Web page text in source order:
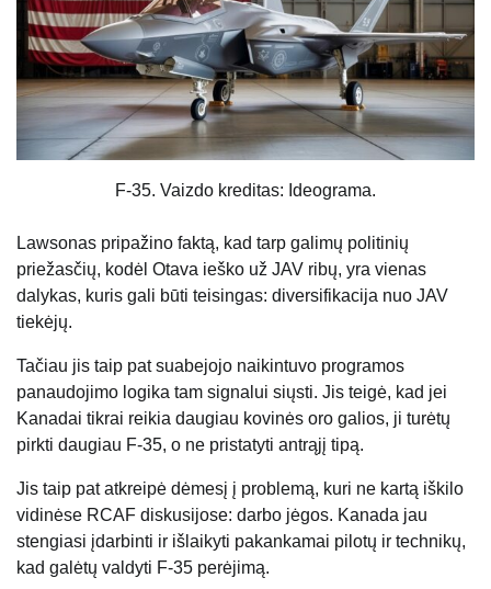
F-35. Vaizdo kreditas: Ideograma.
Lawsonas pripažino faktą, kad tarp galimų politinių
priežasčių, kodėl Otava ieško už JAV ribų, yra vienas
dalykas, kuris gali būti teisingas: diversifikacija nuo JAV
tiekėjų.
Tačiau jis taip pat suabejojo ​​naikintuvo programos
panaudojimo logika tam signalui siųsti. Jis teigė, kad jei
Kanadai tikrai reikia daugiau kovinės oro galios, ji turėtų
pirkti daugiau F-35, o ne pristatyti antrąjį tipą.
Jis taip pat atkreipė dėmesį į problemą, kuri ne kartą iškilo
vidinėse RCAF diskusijose: darbo jėgos. Kanada jau
stengiasi įdarbinti ir išlaikyti pakankamai pilotų ir technikų,
kad galėtų valdyti F-35 perėjimą.